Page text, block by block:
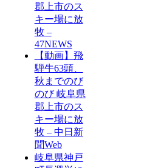
郡上市のス
キー場に放
牧 –
47NEWS
【動画】飛
騨牛63頭、
秋までのび
のび 岐阜県
郡上市のス
キー場に放
牧 – 中日新
聞Web
岐阜県神戸